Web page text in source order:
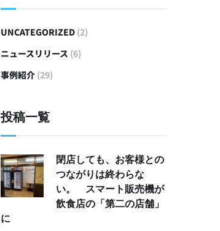
UNCATEGORIZED (2)
ニュースリリース (6)
事例紹介 (29)
投稿一覧
閉店しても、お客様との
つながりは終わらな
い。 スマート販売機が
飲食店の「第二の店舗」
に